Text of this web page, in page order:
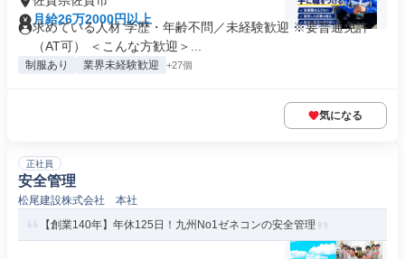
月給26万2000円以上
求めている人材 学歴・年齢不問／未経験歓迎 ※要普通免許
（AT可） ＜こんな方歓迎＞...
制服あり 業界未経験歓迎 +27個
気になる
正社員
安全管理
松尾建設株式会社 本社
【創業140年】年休125日！九州No1ゼネコンの安全管理